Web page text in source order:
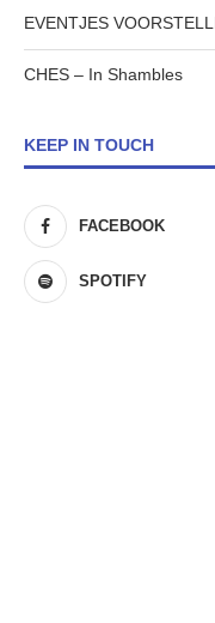
EVENTJES
CHES – In Shambles
KEEP IN TOUCH
FACEBOOK
SPOTIFY